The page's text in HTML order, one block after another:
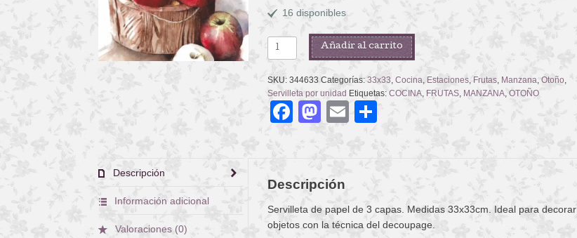
16 disponibles
POMMES
ROUGES
cantidad
Añadir al carrito
SKU: 344633 Categorías: 33x33 Cocina Estaciones, Frutas, Manzana Otoño
Servilleta por unidad Etiquetas: COCINA, FRUTAS, MANZANA, OTOÑO
Facebook
Mastodon
EmailCompartir
Descripción
Información adicional
Valoraciones (0)
Descripción
Servilleta de papel de 3 capas. Medidas 33x33cm. Ideal para decorar
objetos con la técnica del decoupage.